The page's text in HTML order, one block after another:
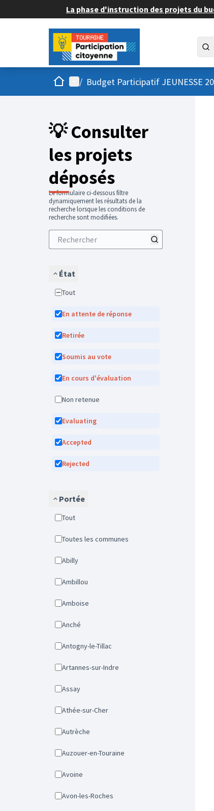
La phase d'instruction des projets du
AccueilMenu principal
/ Budget Participatif JEUNESSE
💡 Consulter
les projets
déposés
Le formulaire ci-dessous filtre
dynamiquement les résultats de la
recherche lorsque les conditions de
recherche sont modifiées.
État
Tout
En attente de réponse
Retirée
Soumis au vote
En cours d'évaluation
Non retenue
Evaluating
Accepted
Rejected
Portée
Tout
Toutes les communes
Abilly
Ambillou
Amboise
Anché
Antogny-le-Tillac
Artannes-sur-Indre
Assay
Athée-sur-Cher
Autrèche
Auzouer-en-Touraine
Avoine
Avon-les-Roches